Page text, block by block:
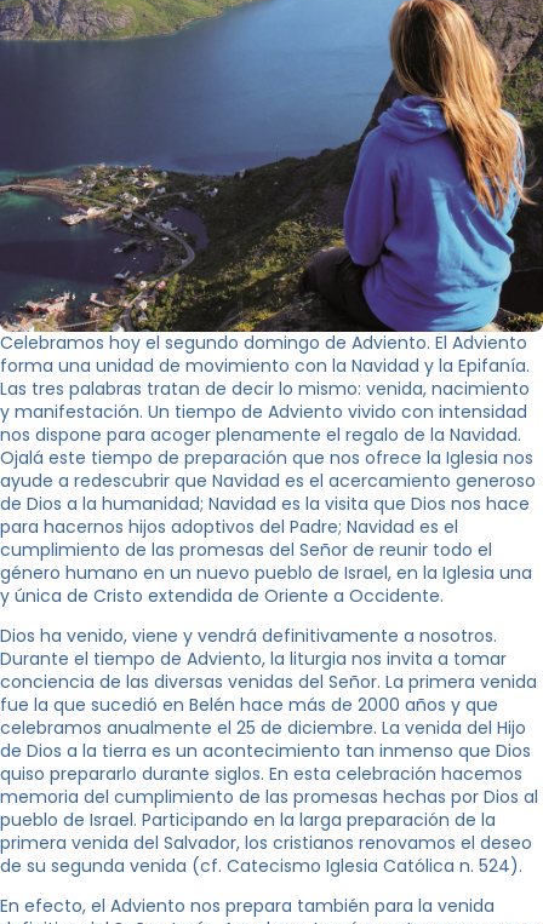
Celebramos hoy el segundo domingo de Adviento. El Adviento
forma una unidad de movimiento con la Navidad y la Epifanía.
Las tres palabras tratan de decir lo mismo: venida, nacimiento
y manifestación. Un tiempo de Adviento vivido con intensidad
nos dispone para acoger plenamente el regalo de la Navidad.
Ojalá este tiempo de preparación que nos ofrece la Iglesia nos
ayude a redescubrir que Navidad es el acercamiento generoso
de Dios a la humanidad; Navidad es la visita que Dios nos hace
para hacernos hijos adoptivos del Padre; Navidad es el
cumplimiento de las promesas del Señor de reunir todo el
género humano en un nuevo pueblo de Israel, en la Iglesia una
y única de Cristo extendida de Oriente a Occidente.
Dios ha venido, viene y vendrá definitivamente a nosotros.
Durante el tiempo de Adviento, la liturgia nos invita a tomar
conciencia de las diversas venidas del Señor. La primera venida
fue la que sucedió en Belén hace más de 2000 años y que
celebramos anualmente el 25 de diciembre. La venida del Hijo
de Dios a la tierra es un acontecimiento tan inmenso que Dios
quiso prepararlo durante siglos. En esta celebración hacemos
memoria del cumplimiento de las promesas hechas por Dios al
pueblo de Israel. Participando en la larga preparación de la
primera venida del Salvador, los cristianos renovamos el deseo
de su segunda venida (cf. Catecismo Iglesia Católica n. 524).
En efecto, el Adviento nos prepara también para la venida